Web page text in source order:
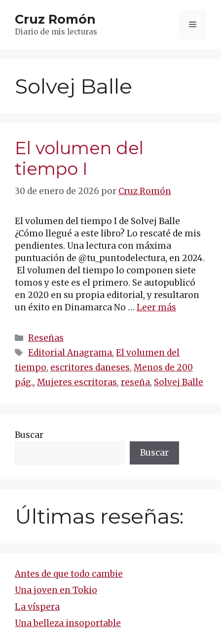
contenido
Cruz Romón
Diario de mis lecturas
Menú
Solvej Balle
El volumen del
tiempo I
30 de enero de 2026 por Cruz Romón
El volumen del tiempo I de Solvej Balle
¿Cómo llegué a este libro? Lo rescaté de mis
pendientes. Una lectura con máxima
puntuación de @tu_puntodelectura, en 2024.
El volumen del tiempo lo componen siete
tomos y este es el primero. Se autopublicó
en 2020 en su propia editorial, y resultaron
un éxito en Dinamarca No … Leer más
Categorías
Reseñas
Etiquetas
Editorial Anagrama,El volumen del
tiempo, escritores daneses, Menos de 200
pág., Mujeres escritoras, reseña, Solvej Balle
Buscar
Buscar
Últimas reseñas:
Antes de que todo cambie
Una joven en Tokio
La víspera
Una belleza insoportable